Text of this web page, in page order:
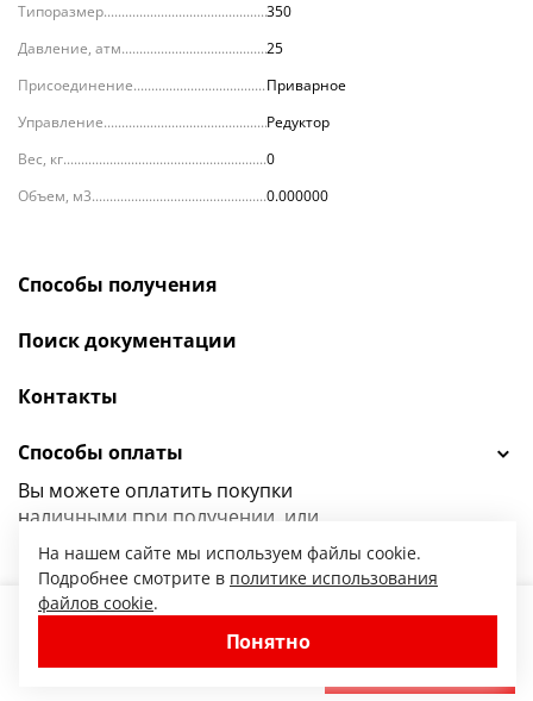
Перезвоним и сообщим цену
− + В корзину
Типоразмер
350
Давление, атм.
25
Присоединение
Приварное
Управление
Редуктор
Вес, кг
0
Объем, м3
0.000000
Способы получения
Поиск документации
Контакты
Способы оплаты
Вы можете оплатить покупки
наличными при получении, или
выбрать
другой способ оплаты.
На нашем сайте мы используем файлы cookie.
Подробнее смотрите в политике использования
файлов cookie.
Понятно
© 2010-2026. Все права защищены.